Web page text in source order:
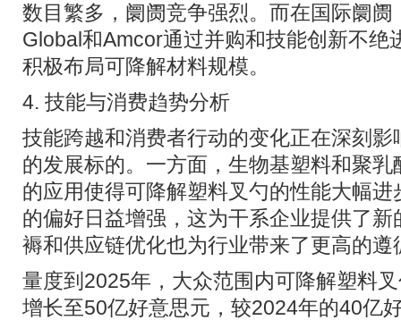
数目繁多，阛阓竞争强烈。而在国际阛
Global和Amcor通过并购和技能创新不绝
积极布局可降解材料规模。
4. 技能与消费趋势分析
技能跨越和消费者行动的变化正在深刻
的发展标的。一方面，生物基塑料和聚
的应用使得可降解塑料叉勺的性能大幅
的偏好日益增强，这为干系企业提供了
褥和供应链优化也为行业带来了更高的遵
量度到2025年，大众范围内可降解塑料
增长至50亿好意思元，较2024年的40亿